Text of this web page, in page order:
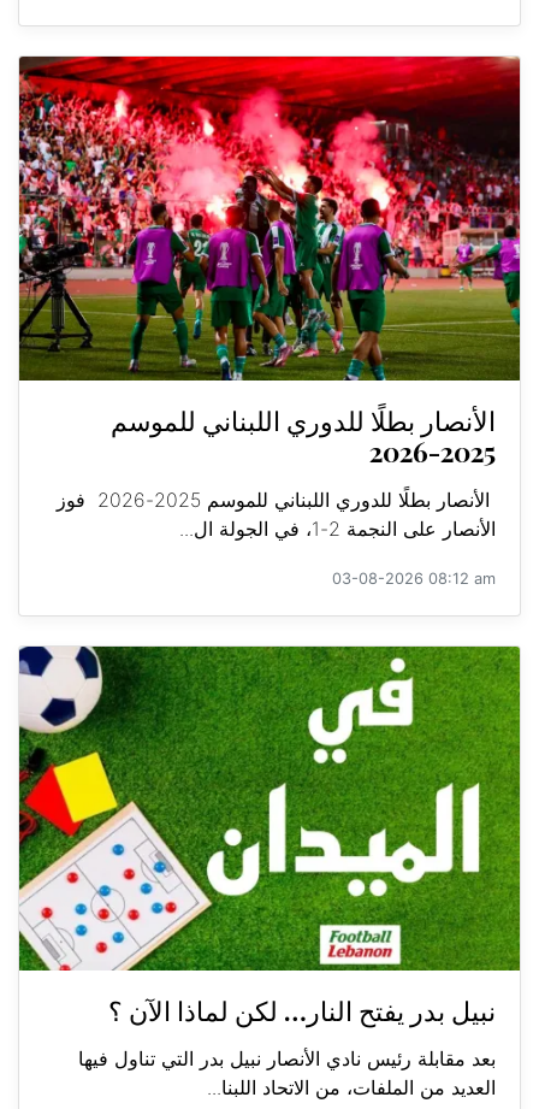
الأنصار بطلًا للدوري اللبناني للموسم
2025-2026
الأنصار بطلًا للدوري اللبناني للموسم 2025-2026 فوز
الأنصار على النجمة 2-1، في الجولة ال...
03-08-2026 08:12 am
نبيل بدر يفتح النار… لكن لماذا الآن ؟
بعد مقابلة رئيس نادي الأنصار نبيل بدر التي تناول فيها
العديد من الملفات، من الاتحاد اللبنا...